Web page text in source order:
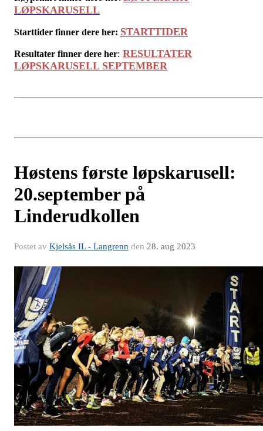
LØPSKARUSELL
Starttider finner dere her: STARTTIDER
Resultater finner dere her: RESULTATER
LØPSKARUSELL SEPTEMBER
Høstens første løpskarusell:
20.september på
Linderudkollen
Postet av Kjelsås IL - Langrenn den 28. aug 2023